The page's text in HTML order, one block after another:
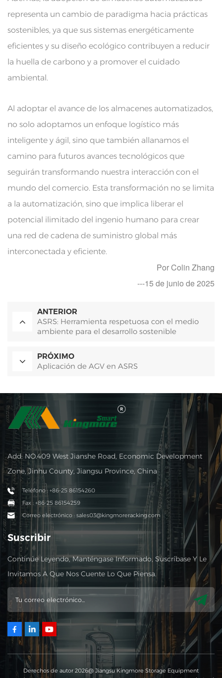
representa un cambio de paradigma hacia prácticas
sostenibles, ya que sus sistemas energéticamente
eficientes y su diseño ecológico contribuyen a reducir
la huella de carbono y a promover el cuidado
ambiental.
Al adoptar el avance de los almacenes automatizados,
no solo adoptamos un enfoque logístico más
inteligente y ágil, sino que también allanamos el
camino para futuros avances tecnológicos que
seguirán transformando nuestra interacción con el
mundo del comercio. Esta transformación no se limita
a la automatización, sino que implica liberar el
potencial ilimitado del ingenio humano para crear
una red de cadena de suministro global más
interconectada y eficiente.
Por Colin Zhang
---15 de junio de 2025
ANTERIOR
ASRS: Herramienta respetuosa con el medio
ambiente para el desarrollo sostenible
PRÓXIMO
Aplicación de AGV en ASRS
Add: NO.409 West Jianshe Road, Economic Development
Zone, Jinhu County, Jiangsu Province, China
Teléfono : +86-25 86154260
Fax : +86-25 86154259
Correo electrónico : sales03@kingmoreracking.com
Suscribir
Continúe Leyendo, Manténgase Informado, Suscríbase Y Le
Invitamos A Que Nos Cuente Lo Que Piensa.
Derechos de autor 2026@ Jiangsu Kingmore Storage Equipment